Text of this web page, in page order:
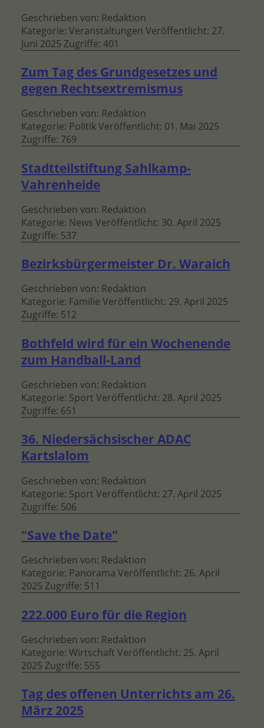
Geschrieben von: Redaktion
Kategorie: Veranstaltungen Veröffentlicht: 27.
Juni 2025 Zugriffe: 401
Zum Tag des Grundgesetzes und
gegen Rechtsextremismus
Geschrieben von: Redaktion
Kategorie: PolitikVeröffentlicht: 01. Mai 2025
Zugriffe: 769
Stadtteilstiftung Sahlkamp-
Vahrenheide
Geschrieben von: Redaktion
Kategorie: News Veröffentlicht: 30. April 2025
Zugriffe: 537
Bezirksbürgermeister Dr. Waraich
Geschrieben von: Redaktion
Kategorie: Familie Veröffentlicht: 29. April 2025
Zugriffe: 512
Bothfeld wird für ein Wochenende
zum Handball-Land
Geschrieben von: Redaktion
Kategorie: Sport Veröffentlicht: 28. April 2025
Zugriffe: 651
36. Niedersächsischer ADAC
Kartslalom
Geschrieben von: Redaktion
Kategorie: Sport Veröffentlicht: 27. April 2025
Zugriffe: 506
"Save the Date"
Geschrieben von: Redaktion
Kategorie: Panorama Veröffentlicht: 26. April
2025 Zugriffe: 511
222.000 Euro für die Region
Geschrieben von: Redaktion
Kategorie: Wirtschaft Veröffentlicht: 25. April
2025 Zugriffe: 555
Tag des offenen Unterrichts am 26.
März 2025